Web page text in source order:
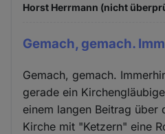
Horst Herrmann (nicht
Gemach, gemach.
Gemach, gemach.
gerade ein
einem langen Beitrag über
Kirche mit "Ketzern" eine